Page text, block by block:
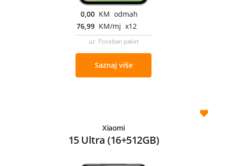
0,00 KM odmah
76,99 KM/mj x12
uz Poseban paket
Saznaj više
Xiaomi
15 Ultra (16+512GB)